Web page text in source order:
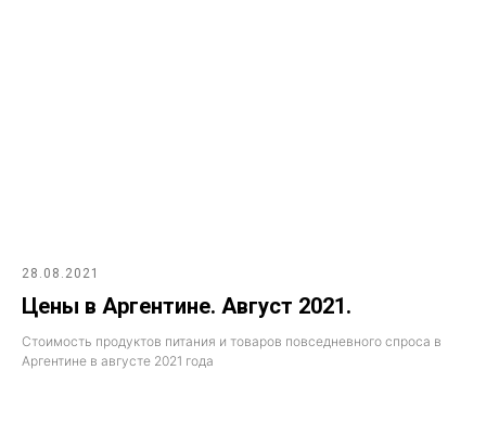
28.08.2021
Цены в Аргентине. Август 2021.
Стоимость продуктов питания и товаров повседневного спроса в
Аргентине в августе 2021 года